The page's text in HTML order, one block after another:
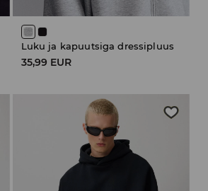
Luku ja kapuutsiga dressipluus
35,99 EUR